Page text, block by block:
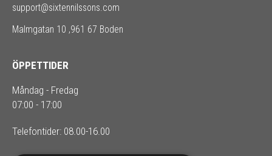
support@sixtennilssons.com
Malmgatan 10 ,961 67 Boden
ÖPPETTIDER
Måndag - Fredag
07:00 - 17:00
Telefontider: 08.00-16.00